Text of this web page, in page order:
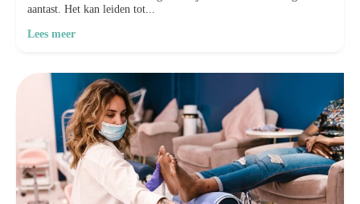
aantast. Het kan leiden tot...
Lees meer